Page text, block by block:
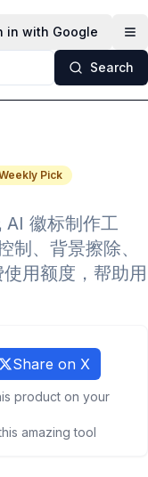
in with Google
Search
Pick
徽标制作工
、背景擦除、
用额度，帮助用
Share on X
product on your
amazing tool